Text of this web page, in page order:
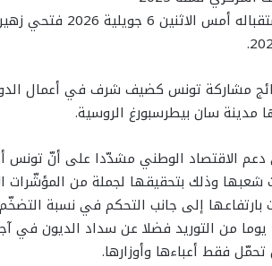
تسلّم رئيس الجمهورية قيس سعيّد لدى
مشاركة تونس كضيف شرف في أعمال
مدينة سان بيطرسبورغ الروسية.
الاقتصاد الوطني مشدّدا على أنّ تونس
شعبها وذلك بتحقيقها لجملة من المؤشّرات
بالمائة مع توقعات بارتفاعها إلى جانب التحكم في نسبة
البلاد من العملة الصعبة إلى ما يغطّي 103 يوما من التوريد فضلا عن سداد
فقط أعباءها وأوزارها.